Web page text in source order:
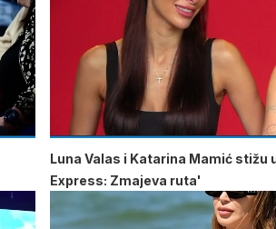
Luna Valas i Katarina Mamić stižu
Express: Zmajeva ruta'